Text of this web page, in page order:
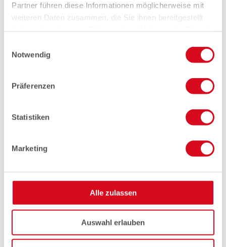
Partner führen diese Informationen möglicherweise mit
weiteren Daten zusammen, die Sie ihnen bereitgestellt
Notwendig
Präferenzen
Statistiken
Marketing
Alle zulassen
Auswahl erlauben